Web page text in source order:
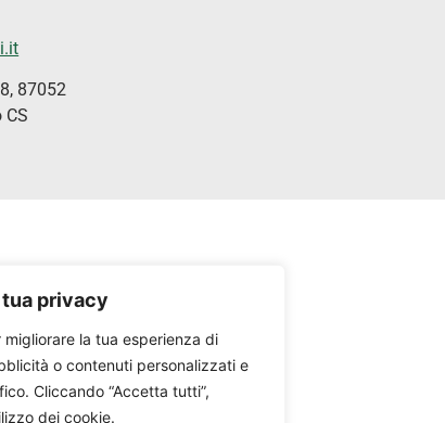
tua privacy
la tua esperienza di
o contenuti personalizzati e
Cliccando “Accetta tutti”,
dei cookie.
87052